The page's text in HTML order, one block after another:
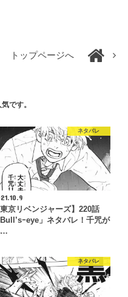
トップページへ
です。
ネタバレ
東京リベンジャーズ】220話
Bull’sｰeye」ネタバレ！千咒が
…
ネタバレ